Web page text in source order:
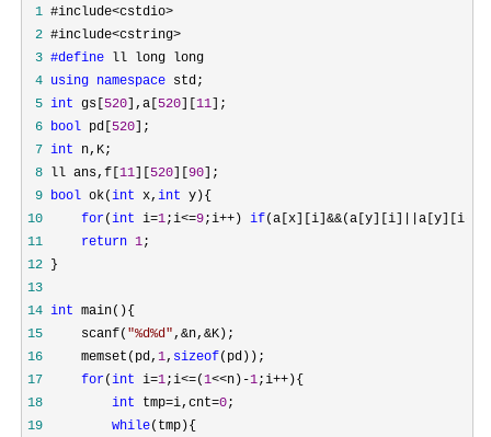
1
2
3 #define
4 using namespace
5 int gs[ 520 ],a[ 520 11
6 bool pd[ 520
7 int
8 ll ans,f[ 11 520 90
9 bool ok(int x, int
10
for(int i=1;i<=9;i++) if(a[x][i]&&(a[y][i]||a[y][i-
11
return 1
12
13
14 int
15
     scanf(
"%d%d",&n,&
16
     memset(pd,
1, sizeof
17
for(int i=1;i<=(1<<n)-1;i++
18
int tmp=i,cnt=0
19
while